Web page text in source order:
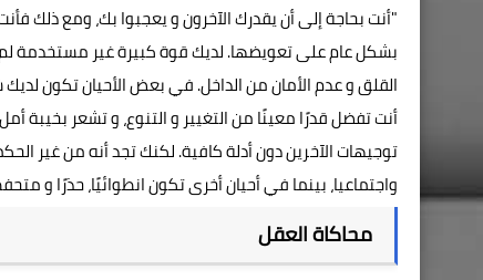
"أنت بحاجة إلى أن يقدرك الآخرون و يعجبوا بك، ومع ذلك
بشكل عام على تعويضها. لديك قوة كبيرة غير مستخدمة لم
القلق و عدم الأمان من الداخل. في بعض الأحيان تكون
أنت تفضل قدرًا معينًا من التغيير و التنوع، و تشعر بخيبة
توجيهات الآخرين دون أدلة كافية. لكنك تجد أنه من غير
واجتماعيا، بينما في أحيان أخرى تكون انطوائيًا، حذرًا و
محاكاة العقل